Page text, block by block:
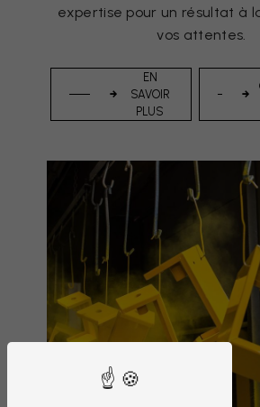
expertise pour un résultat à
vos attentes.
EN
SAVOIR
PLUS